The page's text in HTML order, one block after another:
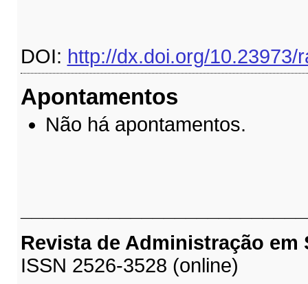
DOI: http://dx.doi.org/10.23973/
Apontamentos
Não há apontamentos.
Revista de Administração em
ISSN 2526-3528 (online)